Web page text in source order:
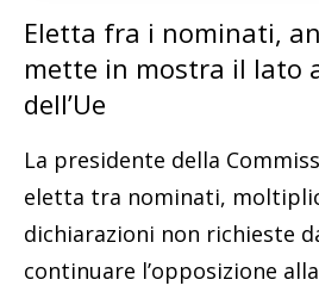
Eletta fra i nominati,
mette in mostra il lato
dell’Ue
La presidente della
eletta tra nominati,
dichiarazioni non richieste
continuare l’opposizione